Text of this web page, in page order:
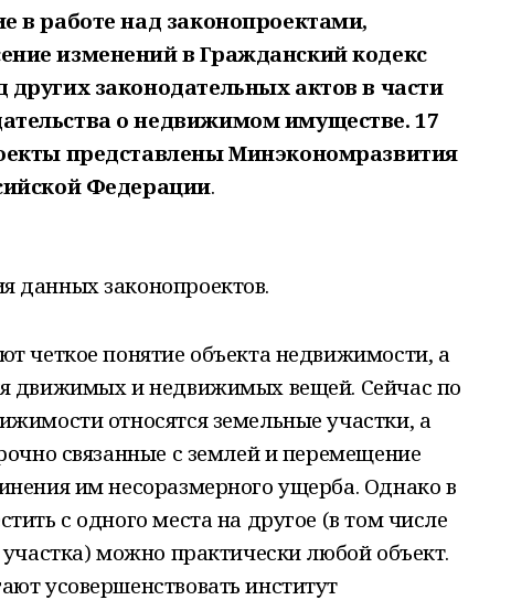
в работе над законопроектами,
изменений в Гражданский кодекс
законодательных актов в части
о недвижимом имуществе. 17
представлены Минэкономразвития
Федерации.
данных законопроектов.
четкое понятие объекта недвижимости, а
движимых и недвижимых вещей. Сейчас по
относятся земельные участки, а
связанные с землей и перемещение
им несоразмерного ущерба. Однако в
с одного места на другое (в том числе
можно практически любой объект.
усовершенствовать институт